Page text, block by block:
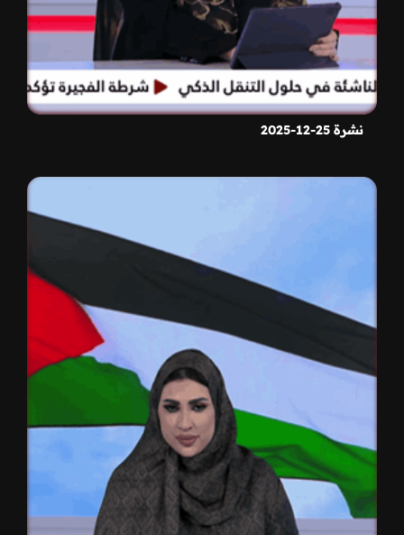
نشرة 25-12-2025